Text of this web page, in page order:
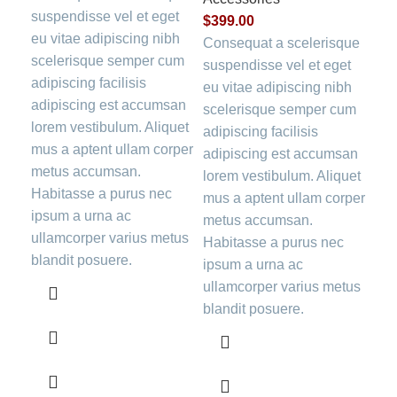
suspendisse vel et eget
eu vitae adipiscing nibh
scelerisque semper cum
adipiscing facilisis
adipiscing est accumsan
lorem vestibulum. Aliquet
mus a aptent ullam corper
metus accumsan.
Habitasse a purus nec
ipsum a urna ac
ullamcorper varius metus
blandit posuere.
$399.00
Consequat a scelerisque
suspendisse vel et eget
eu vitae adipiscing nibh
scelerisque semper cum
adipiscing facilisis
adipiscing est accumsan
lorem vestibulum. Aliquet
mus a aptent ullam corper
metus accumsan.
Habitasse a purus nec
ipsum a urna ac
ullamcorper varius metus
blandit posuere.